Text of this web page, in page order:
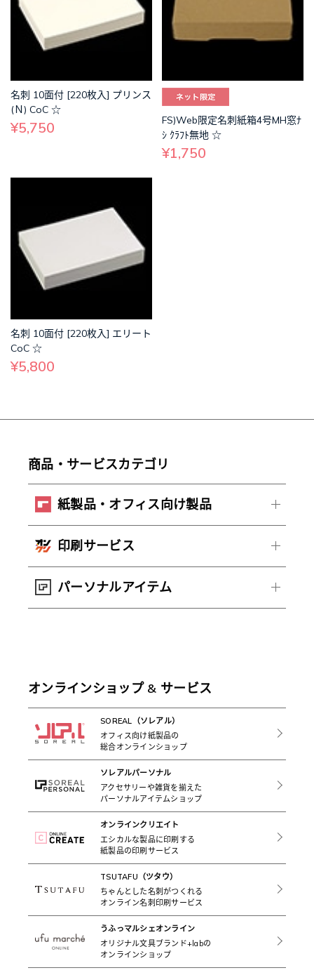
名刺 10面付 [220枚入] プリンス
(Ｎ) CoC ☆
¥5,750
FS)Web限定名刺紙箱4号MH窓ﾅ
ｼ ｸﾗﾌﾄ無地 ☆
¥1,750
名刺 10面付 [220枚入] エリート
CoC ☆
¥5,800
商品・サービスカテゴリ
紙製品・オフィス向け製品
印刷サービス
パーソナルアイテム
オンラインショップ & サービス
SOREAL（ソレアル）
オフィス向け紙製品の
総合オンラインショップ
ソレアルパーソナル
アクセサリーや雑貨を揃えた
パーソナルアイテムショップ
オンラインクリエイト
エシカルな製品に印刷する
紙製品の印刷サービス
TSUTAFU（ツタウ）
ちゃんとした名刺がつくれる
オンライン名刺印刷サービス
うふっマルシェオンライン
オリジナル文具ブランド+labの
オンラインショップ